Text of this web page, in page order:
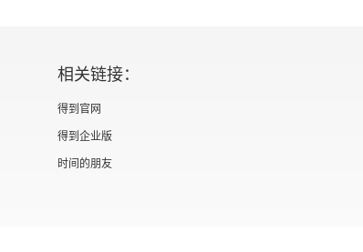
相关链接：
得到官网
得到企业版
时间的朋友